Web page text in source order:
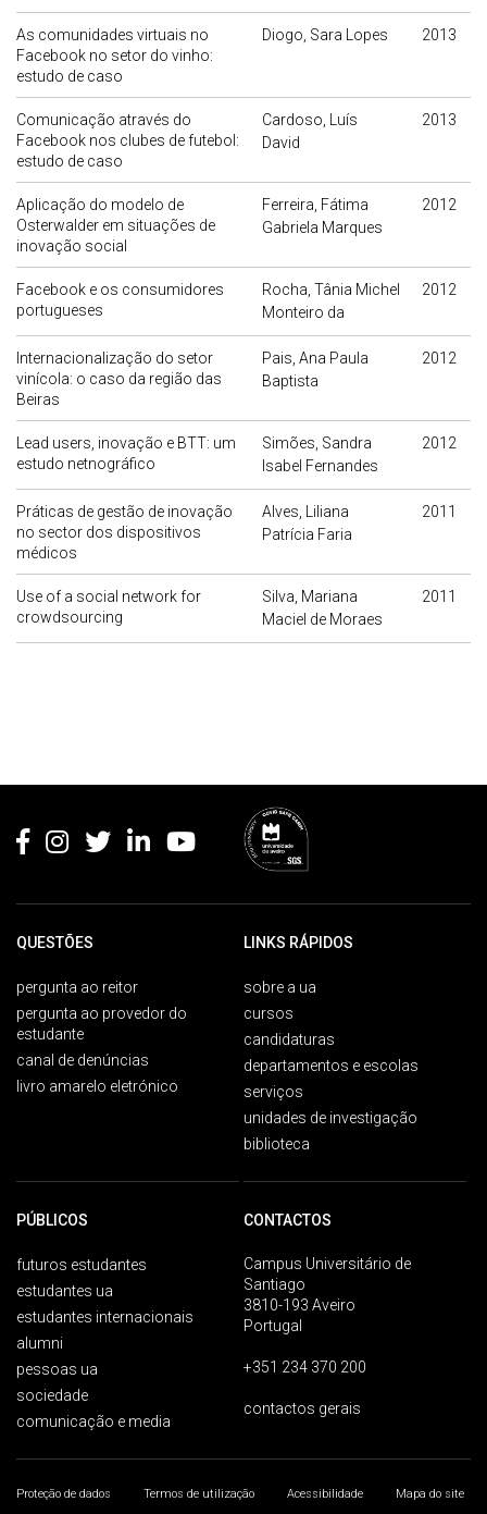
As comunidades virtuais no
Facebook no setor do vinho:
estudo de caso
Diogo, Sara Lopes 2013
Comunicação através do
Facebook nos clubes de futebol:
estudo de caso
Cardoso, Luís
David
2013
Aplicação do modelo de
Osterwalder em situações de
inovação social
Ferreira, Fátima
Gabriela Marques
2012
Facebook e os consumidores
portugueses
Rocha, Tânia Michel
Monteiro da
2012
Internacionalização do setor
vinícola: o caso da região das
Beiras
Pais, Ana Paula
Baptista
2012
Lead users, inovação e BTT: um
estudo netnográfico
Simões, Sandra
Isabel Fernandes
2012
Práticas de gestão de inovação
no sector dos dispositivos
médicos
Alves, Liliana
Patrícia Faria
2011
Use of a social network for
crowdsourcing
Silva, Mariana
Maciel de Moraes
2011
QUESTÕES
pergunta ao reitor
pergunta ao provedor do
estudante
canal de denúncias
livro amarelo eletrónico
LINKS RÁPIDOS
sobre a ua
cursos
candidaturas
departamentos e escolas
serviços
unidades de investigação
biblioteca
PÚBLICOS
futuros estudantes
estudantes ua
estudantes internacionais
alumni
pessoas ua
sociedade
comunicação e media
CONTACTOS
Campus Universitário de
Santiago
3810-193 Aveiro
Portugal
+351 234 370 200
contactos gerais
Proteção de dados Termos de utilização Acessibilidade
Mapa do site